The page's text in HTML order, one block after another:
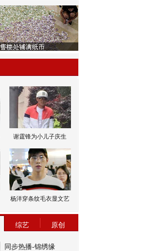
谢霆锋为小儿子庆生
杨洋穿条纹毛衣显文艺
综艺 原创
同步热播-锦绣缘